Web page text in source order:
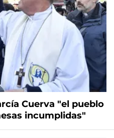
Cuerva "el pueblo
incumplidas"